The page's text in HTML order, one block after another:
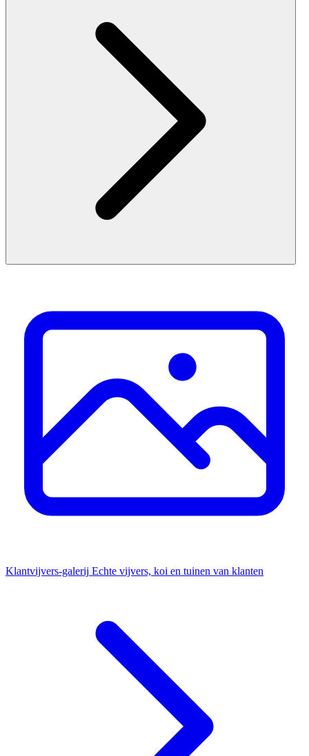
Klantvijvers-galerij Echte vijvers, koi en tuinen van klanten